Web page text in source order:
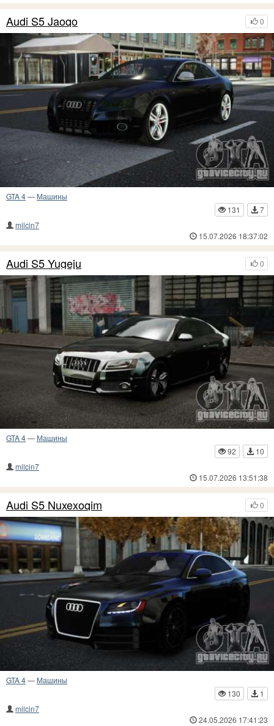
0
Audi S5 Jaoqo
GTA 4— Машины
131
7
milcin7
15.07.2026 18:37:02
0
Audi S5 Yugeju
GTA 4— Машины
92
10
milcin7
15.07.2026 13:51:38
0
Audi S5 Nuxexoqim
GTA 4— Машины
130
1
milcin7
24.05.2026 17:41:23